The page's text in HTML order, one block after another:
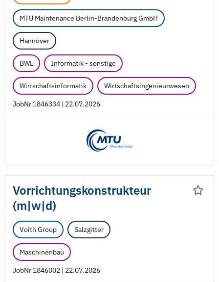
MTU Maintenance Berlin-Brandenburg GmbH
Hannover
BWL Informatik - sonstige
Wirtschaftsinformatik Wirtschaftsingenieurwesen
JobNr 1846334 | 22.07.2026
Vorrichtungskonstrukteur
(m|w|d)
Voith Group Salzgitter
Maschinenbau
JobNr 1846002 | 22.07.2026